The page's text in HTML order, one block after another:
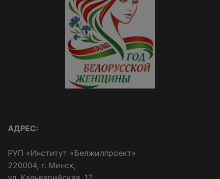
АДРЕС:
РУП «Институт «Белжилпроект»
220004, г. Минск,